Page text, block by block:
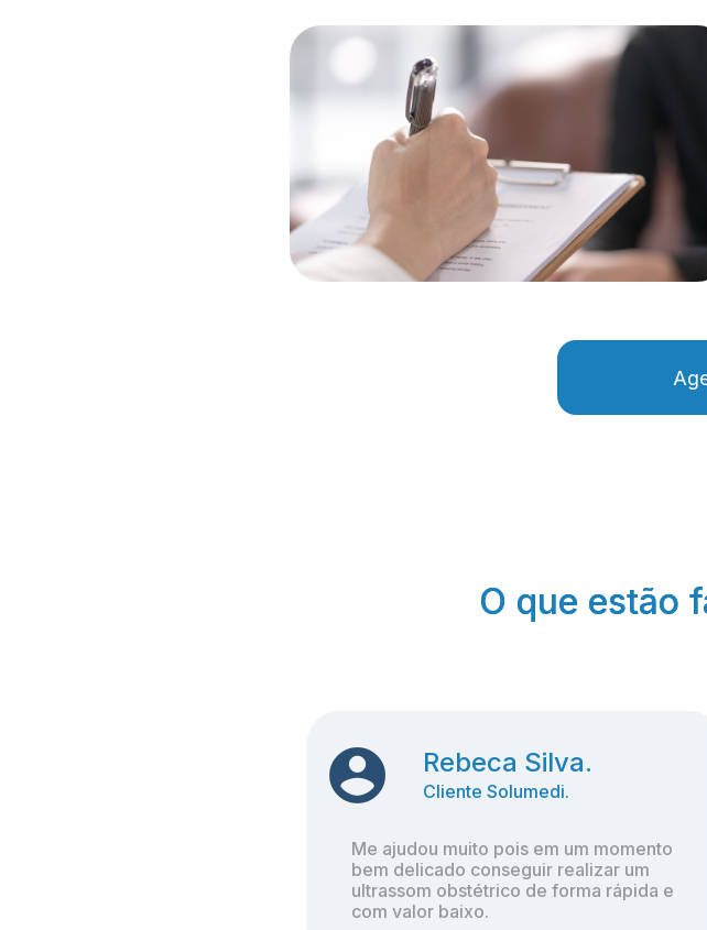
O que estão
O que estão
Rebeca Silva.
Rebeca Silva.
Cliente Solumedi.
Cliente Solumedi.
Me ajudou muito pois em um momento
bem delicado conseguir realizar um
ultrassom obstétrico de forma rápida e
com valor baixo.
Me ajudou muito pois em um momento
bem delicado conseguir realizar um
ultrassom obstétrico de forma rápida e
com valor baixo.